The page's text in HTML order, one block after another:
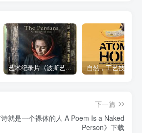
艺术纪录片《波斯艺术 Art of Persia》下载
下一篇
裸体的人 A Poem Is a Naked
Person》下载